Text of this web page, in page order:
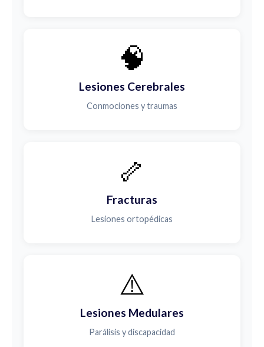
🧠
Lesiones Cerebrales
Conmociones y traumas
🦴
Fracturas
Lesiones ortopédicas
⚠️
Lesiones Medulares
Parálisis y discapacidad